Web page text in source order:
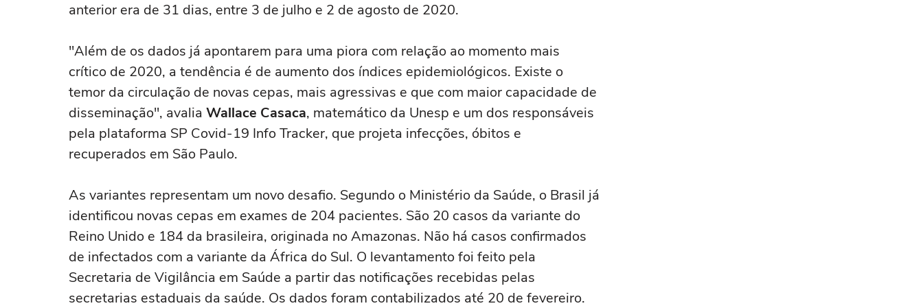
anterior era de 31 dias, entre 3 de julho e 2 de agosto de 2020.
"Além de os dados já apontarem para uma piora com relação ao momento mais
crítico de 2020, a tendência é de aumento dos índices epidemiológicos. Existe o
temor da circulação de novas cepas, mais agressivas e que com maior capacidade de
disseminação", avalia Wallace Casaca, matemático da Unesp e um dos responsáveis
pela plataforma SP Covid-19 Info Tracker, que projeta infecções, óbitos e
recuperados em São Paulo.
As variantes representam um novo desafio. Segundo o Ministério da Saúde, o Brasil já
identificou novas cepas em exames de 204 pacientes. São 20 casos da variante do
Reino Unido e 184 da brasileira, originada no Amazonas. Não há casos confirmados
de infectados com a variante da África do Sul. O levantamento foi feito pela
Secretaria de Vigilância em Saúde a partir das notificações recebidas pelas
secretarias estaduais da saúde. Os dados foram contabilizados até 20 de fevereiro.